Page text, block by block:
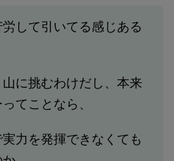
して引いてる感じある
山に挑むわけだし、本来
てことなら、
力を発揮できなくても